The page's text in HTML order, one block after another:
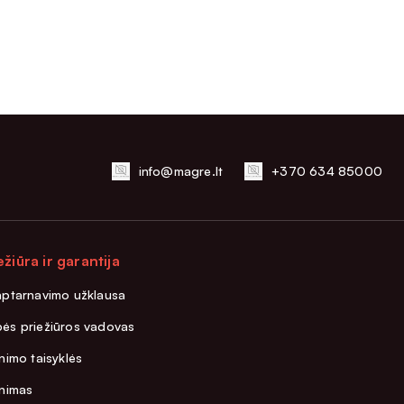
info@magre.lt +370 634 85000
ir garantija
užklausa
priežiūros vadovas
taisyklės